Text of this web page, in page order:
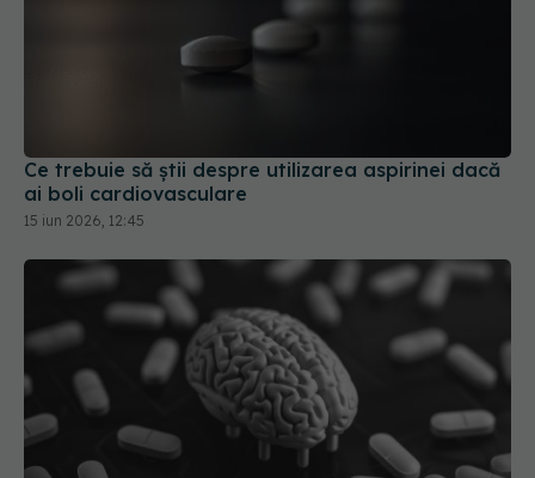
Ce trebuie să știi despre utilizarea aspirinei dacă
ai boli cardiovasculare
15 iun 2026, 12:45